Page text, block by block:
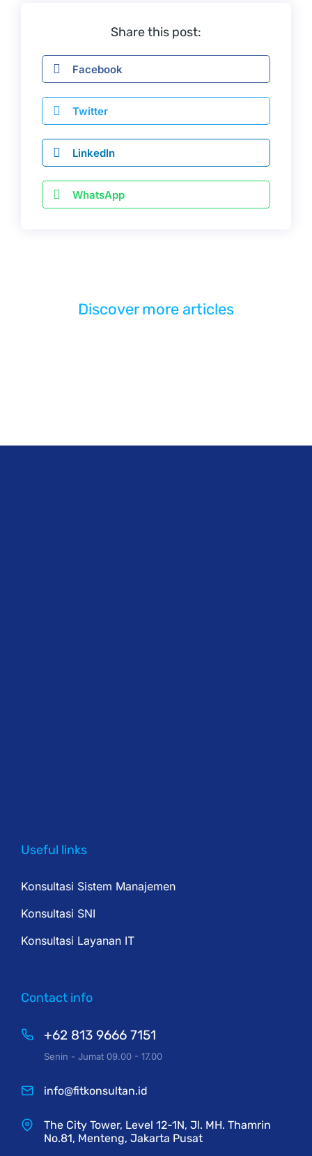
Share this post:
Facebook
Twitter
LinkedIn
WhatsApp
Discover more articles
Useful links
Konsultasi Sistem Manajemen
Konsultasi SNI
Konsultasi Layanan IT
Contact info
+62 813 9666 7151
Senin - Jumat 09.00 - 17.00
info@fitkonsultan.id
The City Tower, Level 12-1N, Jl. MH. Thamrin
No.81, Menteng, Jakarta Pusat